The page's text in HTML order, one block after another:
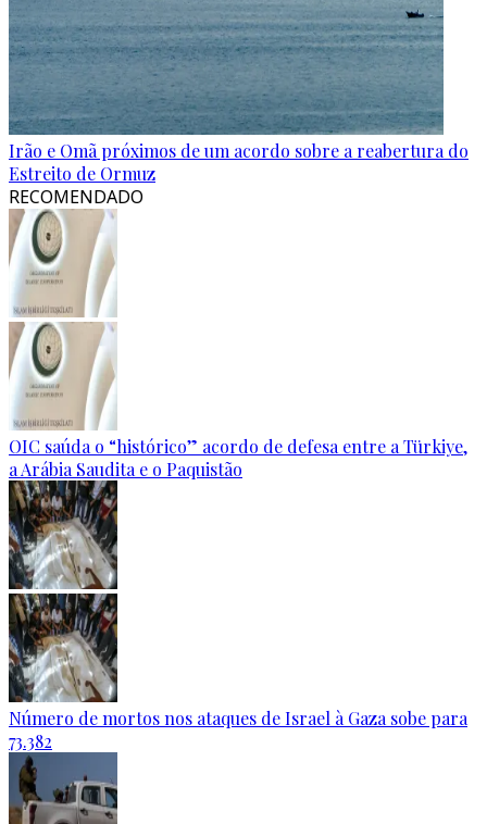
Irão e Omã próximos de um acordo sobre a reabertura do
Estreito de Ormuz
RECOMENDADO
OIC saúda o “histórico” acordo de defesa entre a Türkiye,
a Arábia Saudita e o Paquistão
Número de mortos nos ataques de Israel à Gaza sobe para
73.382